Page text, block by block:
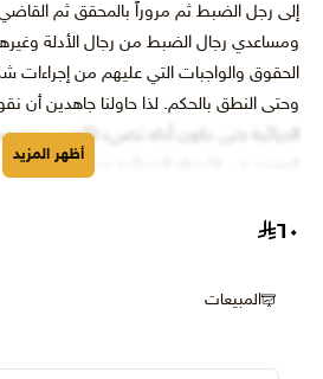
إلى رجل الضبط ثم مروراً بالمحقق ثم
ومساعدي رجال الضبط من رجال الأدلة
الحقوق والواجبات التي عليهم من إجراءات
وحتى النطق بالحكم. لذا حاولنا جاهدين أن
الجزائية حتى نكون أداه تضيء للآخرين
الوقوع في الأخطاء الإجرائية وحتى تسير
أظهر المزيد
٦٠
المبيعات